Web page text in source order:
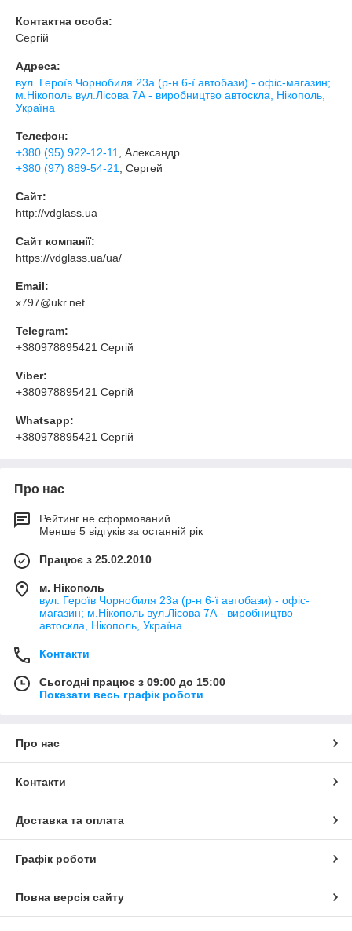
Контактна особа:
Сергій
Адреса:
вул. Героїв Чорнобиля 23а (р-н 6-ї автобази) - офіс-магазин;
м.Нікополь вул.Лісова 7А - виробництво автоскла, Нікополь,
Україна
Телефон:
+380 (95) 922-12-11
, Александр
+380 (97) 889-54-21
, Сергей
Сайт:
http://vdglass.ua
Сайт компанії:
https://vdglass.ua/ua/
Email:
x797@ukr.net
Telegram:
+380978895421 Сергій
Viber:
+380978895421 Сергій
Whatsapp:
+380978895421 Сергій
Про нас
Рейтинг не сформований
Менше 5 відгуків за останній рік
Працює з 25.02.2010
м. Нікополь
вул. Героїв Чорнобиля 23а (р-н 6-ї автобази) - офіс-
магазин; м.Нікополь вул.Лісова 7А - виробництво
автоскла, Нікополь, Україна
Контакти
Сьогодні працює з 09:00 до 15:00
Показати весь графік роботи
Про нас
Контакти
Доставка та оплата
Графік роботи
Повна версія сайту